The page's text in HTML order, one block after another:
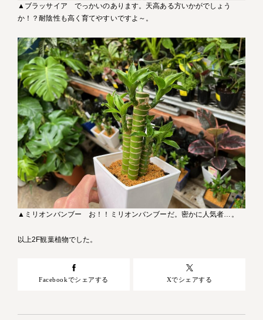
▲ブラッサイア でっかいのあります。天高ある方いかがでしょう
か！？耐陰性も高く育てやすいですよ～。
▲ミリオンバンブー お！！ミリオンバンブーだ。密かに人気者…。
以上2F観葉植物でした。
Facebookでシェアする Xでシェアする